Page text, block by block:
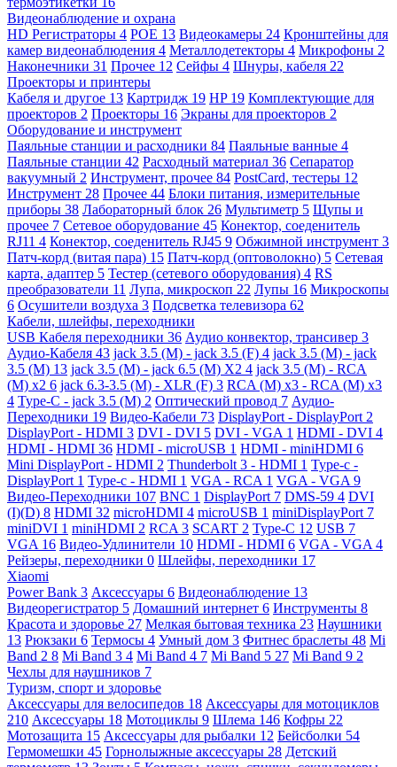
Видеонаблюдение и охрана
HD Регистраторы 4 POE 13 Видеокамеры 24 Кронштейны для
камер видеонаблюдения 4 Металлодетекторы 4 Микрофоны 2
Наконечники 31 Прочее 12 Сейфы 4 Шнуры, кабеля 22
Проекторы и принтеры
Кабеля и другое 13 Картридж 19 HP 19 Комплектующие для
проекторов 2 Проекторы 16 Экраны для проекторов 2
Оборудование и инструмент
Паяльные станции и расходники 84 Паяльные ванные 4
Паяльные станции 42 Расходный материал 36 Сепаратор
вакуумный 2 Инструмент, прочее 84 PostCard, тестеры 12
Инструмент 28 Прочее 44 Блоки питания, измерительные
приборы 38 Лабораторный блок 26 Мультиметр 5 Щупы и
прочее 7 Сетевое оборудование 45 Конектор, соеденитель
RJ11 4 Конектор, соеденитель RJ45 9 Обжимной инструмент 3
Патч-корд (витая пара) 15 Патч-корд (оптоволокно) 5 Сетевая
карта, адаптер 5 Тестер (сетевого оборудования) 4 RS
преобразователи 11 Лупа, микроскоп 22 Лупы 16 Микроскопы
6 Осушители воздуха 3 Подсветка телевизора 62
Кабели, шлейфы, переходники
USB Кабеля переходники 36 Аудио конвектор, трансивер 3
Аудио-Кабеля 43 jack 3.5 (M) - jack 3.5 (F) 4 jack 3.5 (M) - jack
3.5 (M) 13 jack 3.5 (M) - jack 6.5 (M) X2 4 jack 3.5 (M) - RCA
(M) x2 6 jack 6.3-3.5 (M) - XLR (F) 3 RCA (M) x3 - RCA (M) x3
4 Type-C - jack 3.5 (M) 2 Оптический провод 7 Аудио-
Переходники 19 Видео-Кабели 73 DisplayPort - DisplayPort 2
DisplayPort - HDMI 3 DVI - DVI 5 DVI - VGA 1 HDMI - DVI 4
HDMI - HDMI 36 HDMI - microUSB 1 HDMI - miniHDMI 6
Mini DisplayPort - HDMI 2 Thunderbolt 3 - HDMI 1 Type-c -
DisplayPort 1 Type-c - HDMI 1 VGA - RCA 1 VGA - VGA 9
Видео-Переходники 107 BNC 1 DisplayPort 7 DMS-59 4 DVI
(I)(D) 8 HDMI 32 microHDMI 4 microUSB 1 miniDisplayPort 7
miniDVI 1 miniHDMI 2 RCA 3 SCART 2 Type-C 12 USB 7
VGA 16 Видео-Удлинители 10 HDMI - HDMI 6 VGA - VGA 4
Рейзеры, переходники 0 Шлейфы, переходники 17
Xiaomi
Power Bank 3 Аксессуары 6 Видеонаблюдение 13
Видеорегистратор 5 Домашний интернет 6 Инструменты 8
Красота и здоровье 27 Мелкая бытовая техника 23 Наушники
13 Рюкзаки 6 Термосы 4 Умный дом 3 Фитнес браслеты 48 Mi
Band 2 8 Mi Band 3 4 Mi Band 4 7 Mi Band 5 27 Mi Band 9 2
Чехлы для наушников 7
Туризм, спорт и здоровье
Аксессуары для велосипедов 18 Аксессуары для мотоциклов
210 Аксессуары 18 Мотоциклы 9 Шлема 146 Кофры 22
Мотозащита 15 Аксессуары для рыбалки 12 Бейсболки 54
Гермомешки 45 Горнолыжные аксессуары 28 Детский